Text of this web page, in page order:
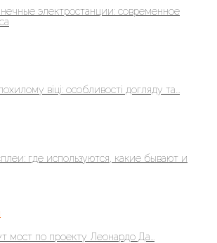
электростанции: современное
віці: особливості догляду та...
где используются, какие бывают и
мост по проекту Леонардо Да...